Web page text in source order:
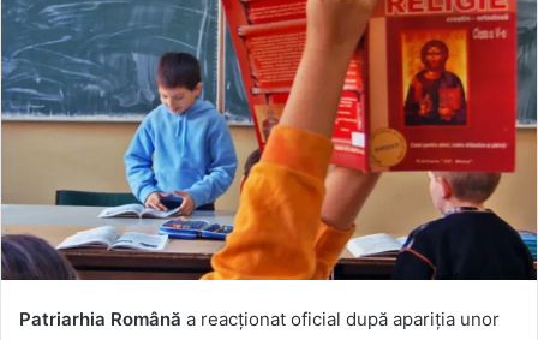
Patriarhia Română a reacționat oficial după apariția unor